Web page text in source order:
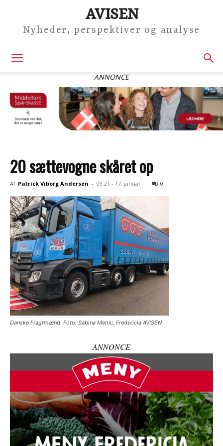
AVISEN
Nyheder, perspektiver og analyse
ANNONCE
20 sættevogne skåret op
Af Patrick Viborg Andersen - 09:21 - 17. januar 0
Danske Fragtmænd. Foto: Sabina Mehic, Fredericia AVISEN
ANNONCE